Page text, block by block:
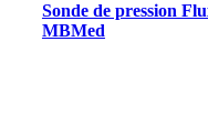
Sonde de pression
MBMed